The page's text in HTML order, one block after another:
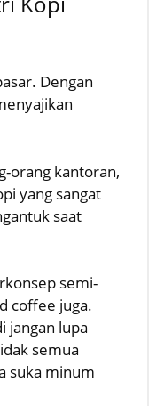
Dengan
orang kantoran,
yang sangat
saat
semi-
coffee juga.
jangan lupa
semua
suka minum